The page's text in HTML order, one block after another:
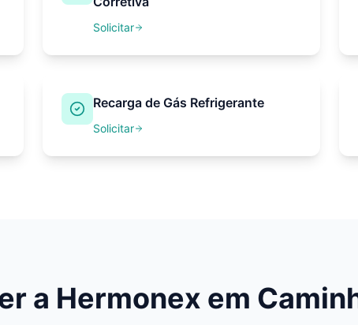
Solicitar
Recarga de Gás Refrigerante
Solicitar
a Hermonex em